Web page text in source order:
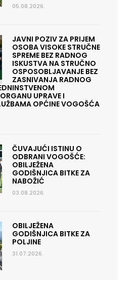
05.08.2026.
JAVNI POZIV ZA PRIJEM
OSOBA VISOKE STRUČNE
SPREME BEZ RADNOG
ISKUSTVA NA STRUČNO
OSPOSOBLJAVANJE BEZ
ZASNIVANJA RADNOG
UPRAVE I
OPĆINE VOGOŠĆA
ČUVAJUĆI ISTINU O
ODBRANI VOGOŠĆE:
OBILJEŽENA
GODIŠNJICA BITKE ZA
NABOŽIĆ
03.08.2026.
OBILJEŽENA
GODIŠNJICA BITKE ZA
POLJINE
31.07.2026.